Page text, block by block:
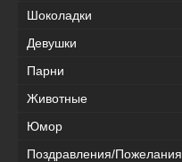
Шоколадки
Девушки
Парни
Животные
Юмор
Поздравления/Пожелания